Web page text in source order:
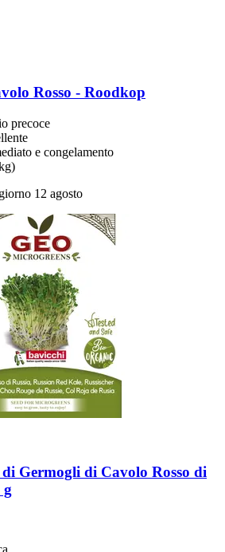
Rosso -​ Roodkop
precoce
e congelamento
12 agosto
di Germogli di Cavolo Rosso di
g